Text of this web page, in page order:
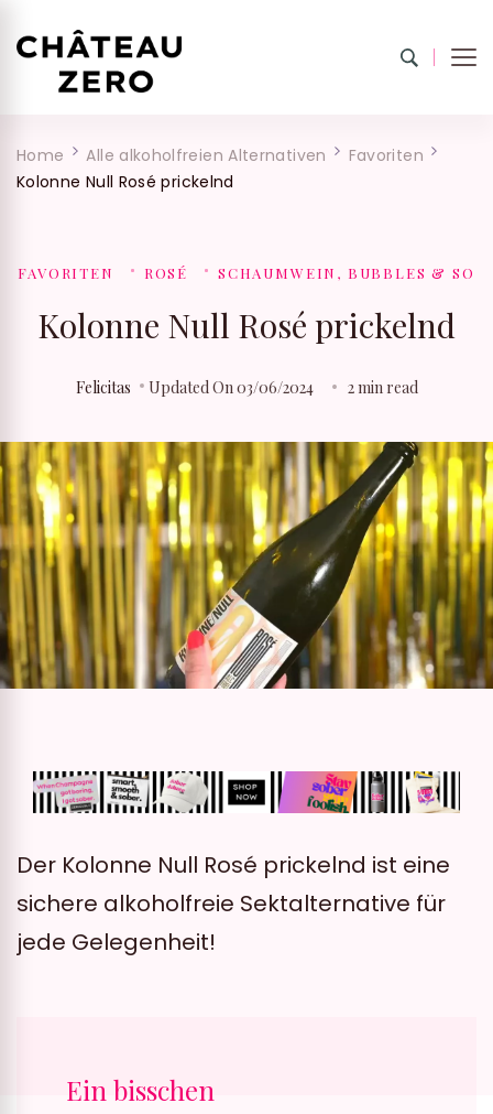
Home Alle alkoholfreien Alternativen
Favoriten
Kolonne Null Rosé prickelnd
FAVORITEN ROSÉ SCHAUMWEIN, BUBBLES & SO
Kolonne Null Rosé prickelnd
Felicitas Updated On03/06/2024 2 min read
Der Kolonne Null Rosé prickelnd ist eine
sichere alkoholfreie Sektalternative für
jede Gelegenheit!
Ein bisschen